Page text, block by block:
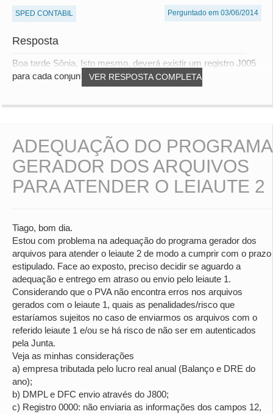
SPED CONTABIL Perguntado em 03/06/2014
Resposta
VER RESPOSTA COMPLETA
Boa tarde Sônia, Isto mesmo, deverá existir um registro J005
para cada conjunto de Demonstrações Co...
ADEQUAÇÃO DO PROGRAMA
GERADOR DOS ARQUIVOS
PARA ATENDER O LEIAUTE 2
Tiago, bom dia.
Estou com problema na adequação do programa gerador dos
arquivos para atender o leiaute 2 de modo a cumprir com o prazo
estipulado. Face ao exposto, preciso decidir se aguardo a
adequação e entrego em atraso ou envio pelo leiaute 1.
Considerando que o PVA não encontra erros nos arquivos
gerados com o leiaute 1, quais as penalidades/risco que
estaríamos sujeitos no caso de enviarmos os arquivos com o
referido leiaute 1 e/ou se há risco de não ser em autenticados
pela Junta.
Veja as minhas considerações
a) empresa tributada pelo lucro real anual (Balanço e DRE do
ano);
b) DMPL e DFC envio através do J800;
c) Registro 0000: não enviaria as informações dos campos 12,